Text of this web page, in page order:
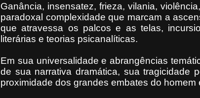
Ganância, insensatez, frieza, vilania, violência,
paradoxal complexidade que marcam a
que atravessa os palcos e as telas,
literárias e teorias psicanalíticas.
Em sua universalidade e abrangências
de sua narrativa dramática, sua tragicidade
proximidade dos grandes embates do